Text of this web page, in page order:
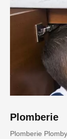
Plomberie
Plomberie